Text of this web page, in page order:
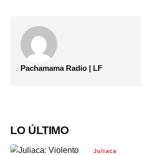
Pachamama Radio | LF
LO ÚLTIMO
Juliaca